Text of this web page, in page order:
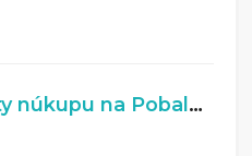
5% naspäť z hodnoty núkupu na Pobalsa.sk